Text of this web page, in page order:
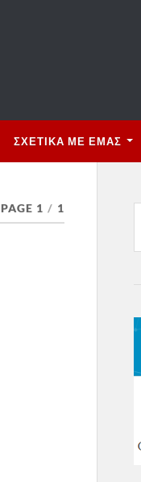
ΣΧΕΤΙΚΆ ΜΕ ΕΜΆΣ
PAGE 1 / 1